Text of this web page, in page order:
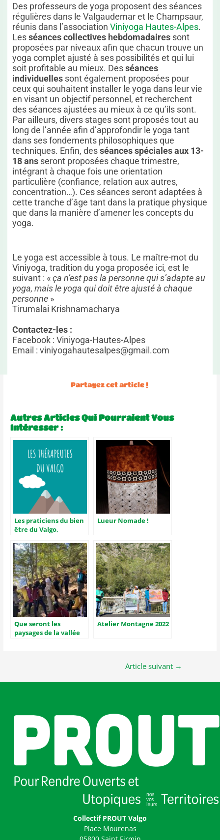
Des professeurs de yoga proposent des séances
régulières dans le Valgaudemar et le Champsaur,
réunis dans l’association Viniyoga Hautes-Alpes.
Lesséances collectives hebdomadaires sont
proposées par niveaux afin que chacun trouve un
yoga complet ajusté à ses possibilités et qui lui
soit profitable au mieux. Desséances
individuelles sont également proposées pour
ceux qui souhaitent installer le yoga dans leur vie
en visant un objectif personnel, et recherchent
des séances ajustées au mieux à ce qu’ils sont.
Par ailleurs, divers stages sont proposés tout au
long de l’année afin d’approfondir le yoga tant
dans ses fondements philosophiques que
techniques. Enfin, desséances spéciales aux 13-
18 ans seront proposées chaque trimestre,
intégrant à chaque fois une orientation
particulière (confiance, relation aux autres,
concentration…). Ces séances seront adaptées à
cette tranche d’âge tant dans la pratique physique
que dans la manière d’amener les concepts du
yoga.
Le yoga est accessible à tous. Le maître-mot du
Viniyoga, tradition du yoga proposée ici, est le
suivant : «ça n’est pas la personne qui s’adapte au
yoga, mais le yoga qui doit être ajusté à chaque
personne »
Tirumalai Krishnamacharya
Contactez-les :
Facebook : Viniyoga-Hautes-Alpes
Email : viniyogahautesalpes@gmail.com
Partagez cet article !
Autres Articles Qui Pourraient Vous
Intéresser :
Les praticiens du bien
être du Valgo,
Lueur Nomade !
Que seront les
paysages de la vallée
Atelier Montagne 2022
Article suivant →
Collectif PROUT Valgo
Place Mourenas